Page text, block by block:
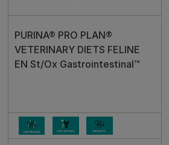
PURINA® PRO PLAN®
VETERINARY DIETS FELINE
EN St/Ox Gastrointestinal™